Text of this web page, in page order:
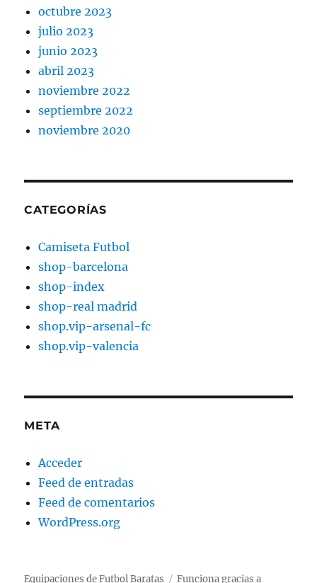
octubre 2023
julio 2023
junio 2023
abril 2023
noviembre 2022
septiembre 2022
noviembre 2020
CATEGORÍAS
Camiseta Futbol
shop-barcelona
shop-index
shop-real madrid
shop.vip-arsenal-fc
shop.vip-valencia
META
Acceder
Feed de entradas
Feed de comentarios
WordPress.org
Equipaciones de Futbol Baratas Funciona gracias a